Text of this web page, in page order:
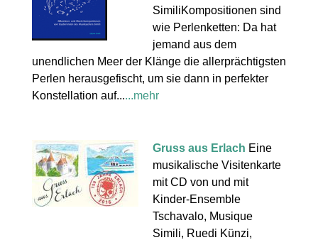
SimiliKompositionen sind
wie Perlenketten: Da hat
jemand aus dem
unendlichen Meer der Klänge die allerprächtigsten
Perlen herausgefischt, um sie dann in perfekter
Konstellation auf......mehr
Gruss aus Erlach Eine
musikalische Visitenkarte
mit CD von und mit
Kinder-Ensemble
Tschavalo, Musique
Simili, Ruedi Künzi,